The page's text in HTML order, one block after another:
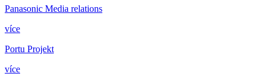
Panasonic Media relations
více
Portu Projekt
více